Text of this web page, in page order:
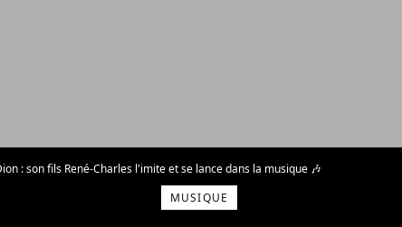
: son fils René-Charles l'imite et se lance dans la musique 🎶
MUSIQUE